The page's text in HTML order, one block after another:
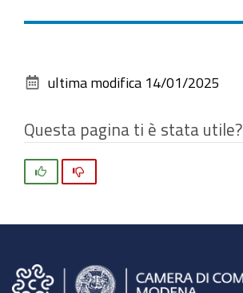
dimensioni
documento
ultima modifica 14/01/2025
Questa pagina ti è stata utile?